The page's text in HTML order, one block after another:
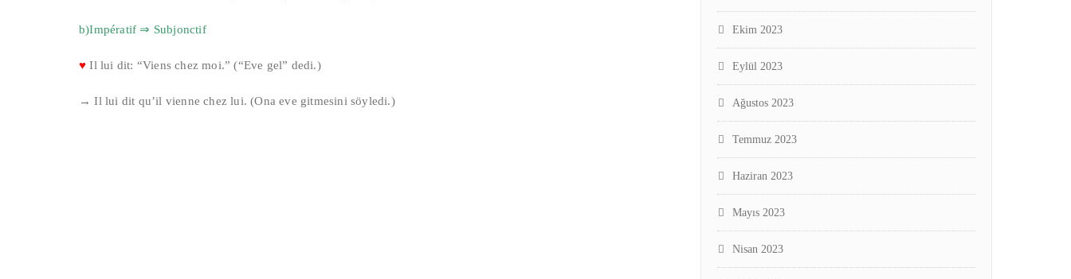
b)Impératif ⇒ Subjonctif
♥ Il lui dit: “Viens chez moi.” (“Eve gel” dedi.)
→ Il lui dit qu’il vienne chez lui. (Ona eve gitmesini söyledi.)
Ekim 2023
Eylül 2023
Ağustos 2023
Temmuz 2023
Haziran 2023
Mayıs 2023
Nisan 2023